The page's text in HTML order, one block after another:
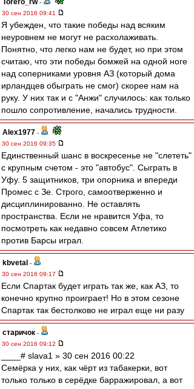
Torero_rw-
30 сен 2016 09:41
Я убежден, что такие победы над всяким
неуровнем не могут не расхолаживать.
Понятно, что легко нам не будет, но при этом
считаю, что эти победы бомжей на одной ноге
над соперниками уровня АЗ (который дома
ирландцев обыграть не смог) скорее нам на
руку. У них так и с "Анжи" случилось: как только
пошло сопротивление, начались трудности.
Alex1977 -
30 сен 2016 09:35
Единственный шанс в воскресенье не "слететь"
с крупным счетом - это "автобус". Сыграть в
Уфу. 5 защитников, три опорника и впереди
Промес с Зе. Строго, самоотверженно и
дисциплинированно. Не оставлять
пространства. Если не нравится Уфа, то
посмотреть как недавно совсем Атлетико
против Барсы играл.
kbvetal -
30 сен 2016 09:17
Если Спартак будет играть так же, как АЗ, то
конечно крупно проиграет! Но в этом сезоне
Спартак так бестолково не играл еще ни разу
старичок -
30 сен 2016 09:12
____# slava1 » 30 сен 2016 00:22
Семёрка у них, как чёрт из табакерки, вот
только только в серёдке барражировал, а вот